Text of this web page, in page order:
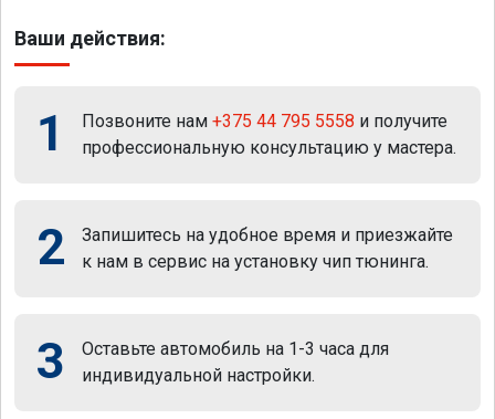
Ваши действия:
1 Позвоните нам +375 44 795 5558 и получите
профессиональную консультацию у мастера.
2
Запишитесь на удобное время и приезжайте
к нам в сервис на установку чип тюнинга.
3
Оставьте автомобиль на 1-3 часа для
индивидуальной настройки.